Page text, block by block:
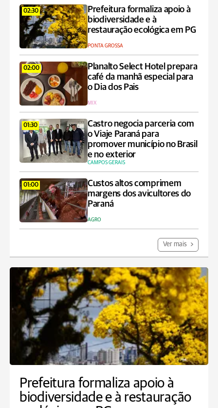
02:30
Prefeitura formaliza apoio à
biodiversidade e à
restauração ecológica em PG
PONTA GROSSA
02:00
Planalto Select Hotel prepara
café da manhã especial para
o Dia dos Pais
MIX
01:30
Castro negocia parceria com
o Viaje Paraná para
promover município no Brasil
e no exterior
CAMPOS GERAIS
01:00
Custos altos comprimem
margens dos avicultores do
Paraná
AGRO
Ver mais
Prefeitura formaliza apoio à
biodiversidade e à restauração